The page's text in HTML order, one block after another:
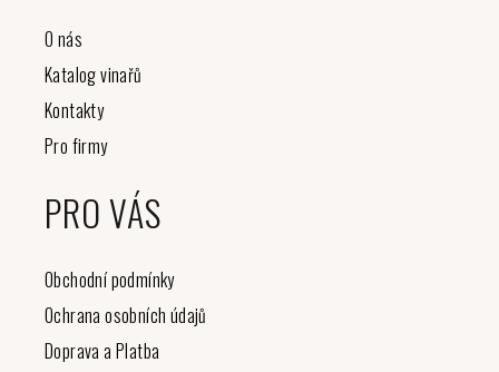
O nás
Katalog vinařů
Kontakty
Pro firmy
PRO VÁS
Obchodní podmínky
Ochrana osobních údajů
Doprava a Platba